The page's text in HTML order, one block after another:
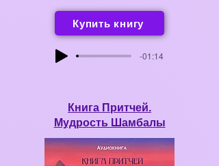
Купить книгу
-01:14
Книга Притчей.
Мудрость Шамбалы